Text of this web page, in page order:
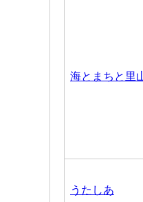
海とまちと里
うたしあ